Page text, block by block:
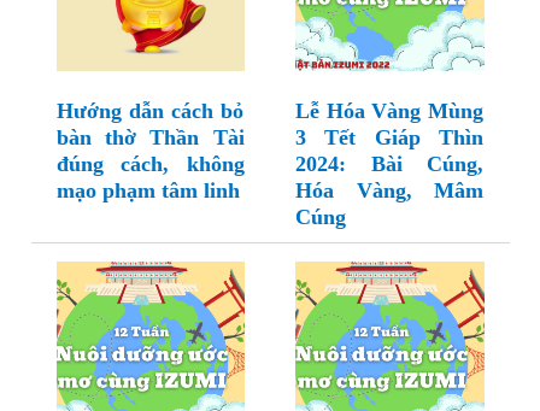
Hướng dẫn cách bỏ
bàn thờ Thần Tài
đúng cách, không
mạo phạm tâm linh
Lễ Hóa Vàng Mùng
3 Tết Giáp Thìn
2024: Bài Cúng,
Hóa Vàng, Mâm
Cúng